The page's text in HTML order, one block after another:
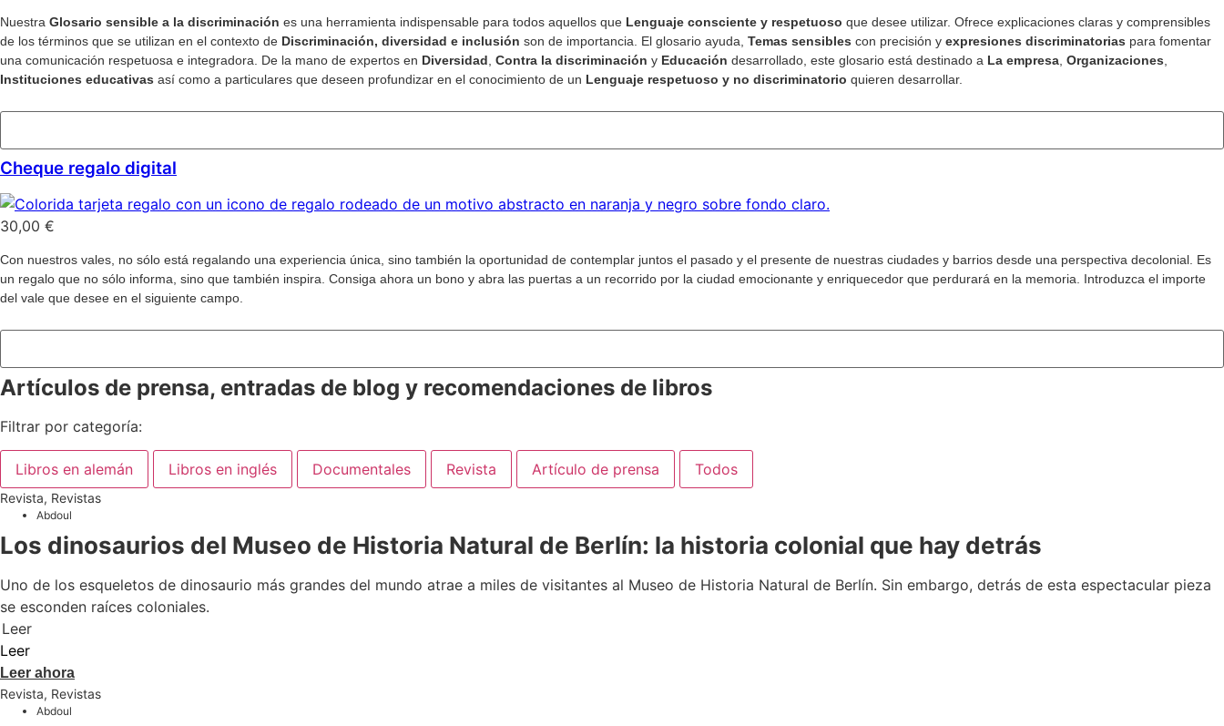
Nuestra Glosario sensible a la discriminación es una herramienta indispensable para todos aquellos que Lenguaje consciente y respetuoso que desee utilizar. Ofrece explicaciones claras y comprensibles
de los términos que se utilizan en el contexto de Discriminación, diversidad e inclusión son de importancia. El glosario ayuda, Temas sensibles con precisión y expresiones discriminatorias para fomentar
una comunicación respetuosa e integradora. De la mano de expertos en Diversidad, Contra la discriminación y Educación desarrollado, este glosario está destinado a La empresa, Organizaciones,
Instituciones educativas así como a particulares que deseen profundizar en el conocimiento de un Lenguaje respetuoso y no discriminatorio quieren desarrollar.
Cheque regalo digital
30,00 €
Con nuestros vales, no sólo está regalando una experiencia única, sino también la oportunidad de contemplar juntos el pasado y el presente de nuestras ciudades y barrios desde una perspectiva decolonial. Es
un regalo que no sólo informa, sino que también inspira. Consiga ahora un bono y abra las puertas a un recorrido por la ciudad emocionante y enriquecedor que perdurará en la memoria. Introduzca el importe
del vale que desee en el siguiente campo.
Artículos de prensa, entradas de blog y recomendaciones de libros
Filtrar por categoría:
Libros en alemán Libros en inglés Documentales Revista Artículo de prensa Todos
Revista, Revistas
Abdoul
Los dinosaurios del Museo de Historia Natural de Berlín: la historia colonial que hay detrás
Uno de los esqueletos de dinosaurio más grandes del mundo atrae a miles de visitantes al Museo de Historia Natural de Berlín. Sin embargo, detrás de esta espectacular pieza
se esconden raíces coloniales.
Leer
Leer
Leer ahora
Revista, Revistas
Abdoul